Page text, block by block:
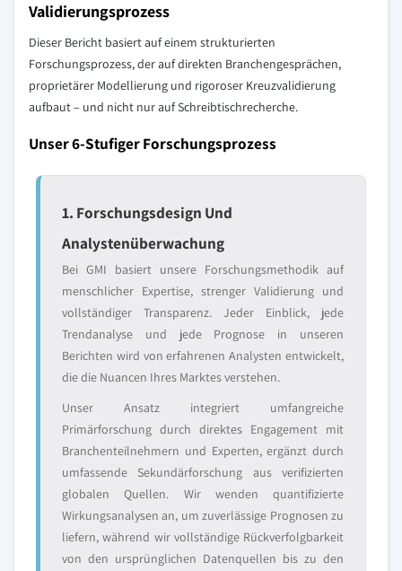
Validierungsprozess
Dieser Bericht basiert auf einem strukturierten
Forschungsprozess, der auf direkten Branchengesprächen,
proprietärer Modellierung und rigoroser Kreuzvalidierung
aufbaut – und nicht nur auf Schreibtischrecherche.
Unser 6-Stufiger Forschungsprozess
1. Forschungsdesign Und
Analystenüberwachung
Bei GMI basiert unsere Forschungsmethodik auf
menschlicher Expertise, strenger Validierung und
vollständiger Transparenz. Jeder Einblick, jede
Trendanalyse und jede Prognose in unseren
Berichten wird von erfahrenen Analysten entwickelt,
die die Nuancen Ihres Marktes verstehen.
Unser Ansatz integriert umfangreiche
Primärforschung durch direktes Engagement mit
Branchenteilnehmern und Experten, ergänzt durch
umfassende Sekundärforschung aus verifizierten
globalen Quellen. Wir wenden quantifizierte
Wirkungsanalysen an, um zuverlässige Prognosen zu
liefern, während wir vollständige Rückverfolgbarkeit
von den ursprünglichen Datenquellen bis zu den